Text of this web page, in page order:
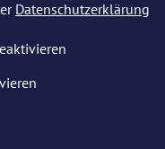
Datenschutzerklärung